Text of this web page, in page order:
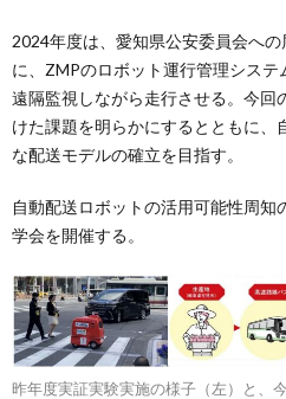
2024年度は、愛知県公安委員会へ
に、ZMPのロボット運行管理シス
遠隔監視しながら走行させる。今回
けた課題を明らかにするとともに、
な配送モデルの確立を目指す。
自動配送ロボットの活用可能性周
学会を開催する。
昨年度実証実験実施の様子（左）と、